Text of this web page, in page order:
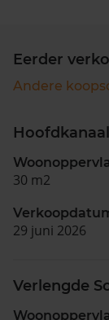
Eerder
Andere
Hoofdkanaal
30 m2
29 juni 2026
Verlengde